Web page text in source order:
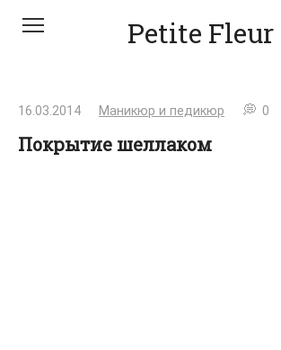
Petite Fleur
16.03.2014 Маникюр и педикюр 0
Покрытие шеллаком